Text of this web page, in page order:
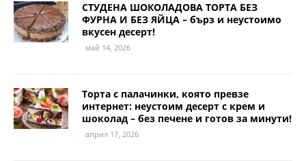
СТУДЕНА ШОКОЛАДОВА ТОРТА БЕЗ
ФУРНА И БЕЗ ЯЙЦА – бърз и неустоимо
вкусен десерт!
май 14, 2026
Торта с палачинки, която превзе
интернет: неустоим десерт с крем и
шоколад – без печене и готов за минути!
април 17, 2026